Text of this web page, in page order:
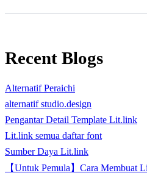
Recent Blogs
Alternatif Peraichi
alternatif studio.design
Pengantar Detail Template Lit.link
Lit.link semua daftar font
Sumber Daya Lit.link
【Untuk Pemula】Cara Membuat